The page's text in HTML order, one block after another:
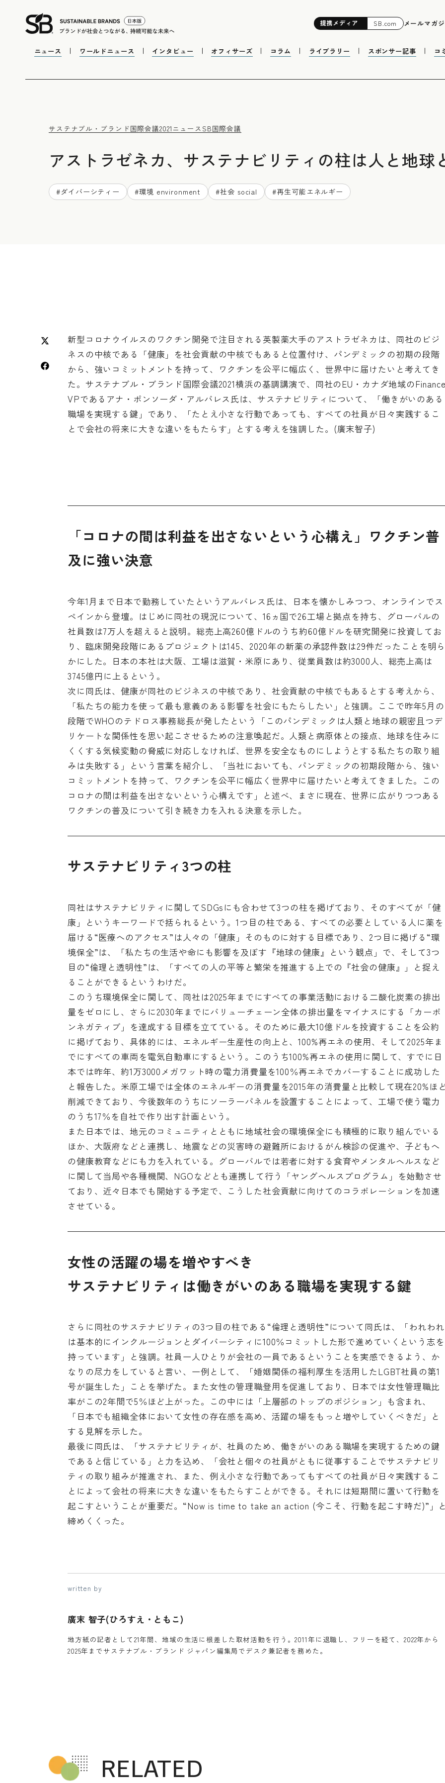
提携メディア SB.com メールマガ
ニュース ワールドニュース インタビュー オフィサーズ コラム ライブラリー スポンサー記事 コ
サステナブル・ブランド国際会議2021 ニュース SB国際会議
アストラゼネカ、サステナビリティの柱は人と地球
#ダイバーシティー #環境 environment #社会 social #再生可能エネルギー
新型コロナウイルスのワクチン開発で注目される英製薬大手のアストラゼネカは、同社のビジ
ネスの中核である「健康」を社会貢献の中核でもあると位置付け、パンデミックの初期の段階
から、強いコミットメントを持って、ワクチンを公平に幅広く、世界中に届けたいと考えてき
た。サステナブル・ブランド国際会議2021横浜の基調講演で、同社のEU・カナダ地域の
VPであるアナ・ポンソーダ・アルバレス氏は、サステナビリティについて、「働きがいのある
職場を実現する鍵」であり、「たとえ小さな行動であっても、すべての社員が日々実践するこ
とで会社の将来に大きな違いをもたらす」とする考えを強調した。(廣末智子)
「コロナの間は利益を出さないという心構え」ワクチン普
及に強い決意
今年1月まで日本で勤務していたというアルバレス氏は、日本を懐かしみつつ、オンラインでス
ペインから登壇。はじめに同社の現況について、16ヵ国で26工場と拠点を持ち、グローバルの
社員数は7万人を超えると説明。総売上高260億ドルのうち約60億ドルを研究開発に投資してお
り、臨床開発段階にあるプロジェクトは145、2020年の新薬の承認件数は29件だったことを明
かにした。日本の本社は大阪、工場は滋賀・米原にあり、従業員数は約3000人、総売上高は
3745億円に上るという。
次に同氏は、健康が同社のビジネスの中核であり、社会貢献の中核でもあるとする考えから、
「私たちの能力を使って最も意義のある影響を社会にもたらしたい」と強調。ここで昨年5月の
段階でWHOのテドロス事務総長が発したという「このパンデミックは人類と地球の親密且つデ
リケートな関係性を思い起こさせるための注意喚起だ。人類と病原体との接点、地球を住みに
くくする気候変動の脅威に対応しなければ、世界を安全なものにしようとする私たちの取り組
みは失敗する」という言葉を紹介し、「当社においても、パンデミックの初期段階から、強い
コミットメントを持って、ワクチンを公平に幅広く世界中に届けたいと考えてきました。この
コロナの間は利益を出さないという心構えです」と述べ、まさに現在、世界に広がりつつある
ワクチンの普及について引き続き力を入れる決意を示した。
サステナビリティ3つの柱
同社はサステナビリティに関してSDGsにも合わせて3つの柱を掲げており、そのすべてが「健
康」というキーワードで括られるという。1つ目の柱である、すべての必要としている人に薬を
届ける“医療へのアクセス”は人々の「健康」そのものに対する目標であり、2つ目に掲げる“環
境保全”は、「私たちの生活や命にも影響を及ぼす『地球の健康』という観点」で、そして3つ
目の“倫理と透明性”は、「すべての人の平等と繁栄を推進する上での『社会の健康』」と捉え
ることができるというわけだ。
このうち環境保全に関して、同社は2025年までにすべての事業活動における二酸化炭素の排出
量をゼロにし、さらに2030年までにバリューチェーン全体の排出量をマイナスにする「カーボ
ンネガティブ」を達成する目標を立てている。そのために最大10億ドルを投資することを公約
に掲げており、具体的には、エネルギー生産性の向上と、100%再エネの使用、そして2025年ま
でにすべての車両を電気自動車にするという。このうち100%再エネの使用に関して、すでに日
本では昨年、約1万3000メガワット時の電力消費量を100％再エネでカバーすることに成功した
と報告した。米原工場では全体のエネルギーの消費量を2015年の消費量と比較して現在20%ほ
削減できており、今後数年のうちにソーラーパネルを設置することによって、工場で使う電力
のうち17％を自社で作り出す計画という。
また日本では、地元のコミュニティとともに地域社会の環境保全にも積極的に取り組んでいる
ほか、大阪府などと連携し、地震などの災害時の避難所におけるがん検診の促進や、子どもへ
の健康教育などにも力を入れている。グローバルでは若者に対する食育やメンタルヘルスなど
に関して当局や各種機関、NGOなどとも連携して行う「ヤングヘルスプログラム」を始動させ
ており、近々日本でも開始する予定で、こうした社会貢献に向けてのコラボレーションを加速
させている。
女性の活躍の場を増やすべき
サステナビリティは働きがいのある職場を実現する鍵
さらに同社のサステナビリティの3つ目の柱である“倫理と透明性”について同氏は、「われわれ
は基本的にインクルージョンとダイバーシティに100％コミットした形で進めていくという志を
持っています」と強調。社員一人ひとりが会社の一員であるということを実感できるよう、か
なりの尽力をしていると言い、一例として、「婚姻関係の福利厚生を活用したLGBT社員の第1
号が誕生した」ことを挙げた。また女性の管理職登用を促進しており、日本では女性管理職比
率がこの2年間で5％ほど上がった。この中には「上層部のトップのポジション」も含まれ、
「日本でも組織全体において女性の存在感を高め、活躍の場をもっと増やしていくべきだ」と
する見解を示した。
最後に同氏は、「サステナビリティが、社員のため、働きがいのある職場を実現するための鍵
であると信じている」と力を込め、「会社と個々の社員がともに従事することでサステナビリ
ティの取り組みが推進され、また、例え小さな行動であってもすべての社員が日々実践するこ
とによって会社の将来に大きな違いをもたらすことができる。それには短期間に置いて行動を
起こすということが重要だ。“Now is time to take an action (今こそ、行動を起こす時だ)”」
締めくくった。
written by
廣末 智子(ひろすえ・ともこ)
地方紙の記者として21年間、地域の生活に根差した取材活動を行う。2011年に退職し、フリーを経て、2022年から
2025年までサステナブル・ブランド ジャパン編集局でデスク兼記者を務めた。
RELATED